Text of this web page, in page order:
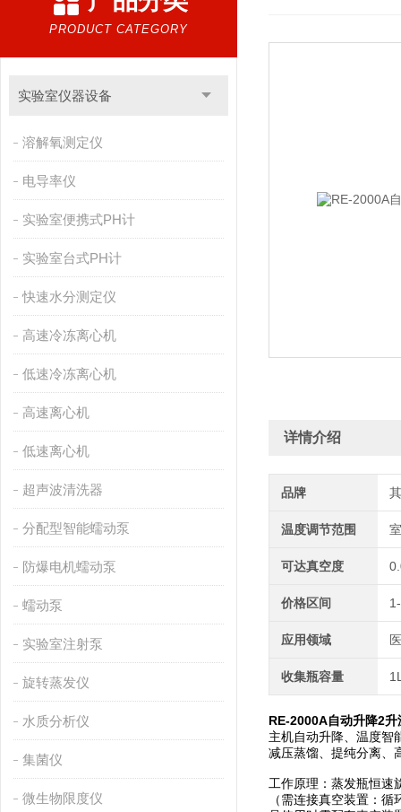
PRODUCT CATEGORY
实验室仪器设备
溶解氧测定仪
电导率仪
实验室便携式PH计
实验室台式PH计
快速水分测定仪
高速冷冻离心机
低速冷冻离心机
高速离心机
低速离心机
超声波清洗器
分配型智能蠕动泵
防爆电机蠕动泵
蠕动泵
实验室注射泵
旋转蒸发仪
水质分析仪
集菌仪
微生物限度仪
详情介绍
品牌
温度调节范围
可达真空度
价格区间
应用领域
收集瓶容量
RE-2000A自动升降2
主机自动升降、温度智
减压蒸馏、提纯分离、
工作原理：蒸发瓶恒速
（需连接真空装置：